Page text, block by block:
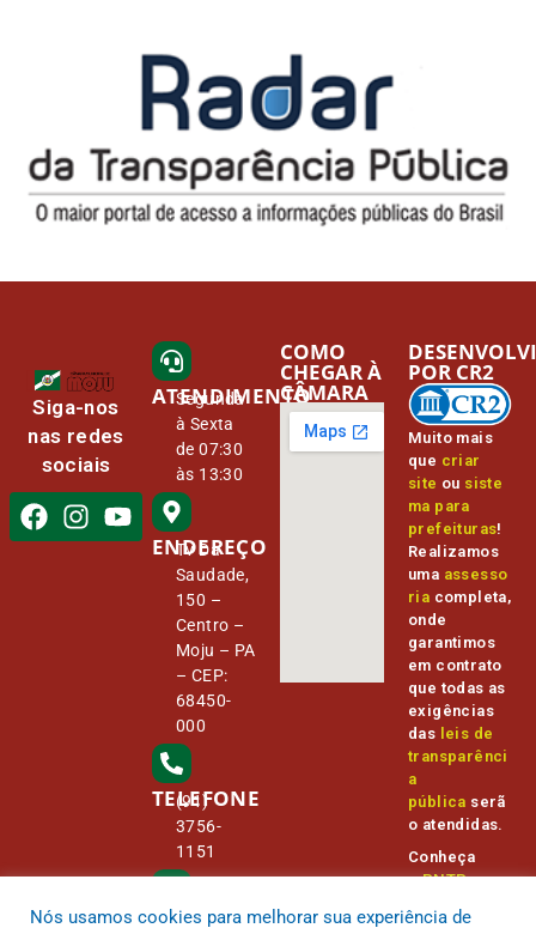
Siga-nos
nas redes
sociais
ATENDIMENTO
Segunda
à Sexta
de 07:30
às 13:30
ENDEREÇO
Tv Da
Saudade,
150 –
Centro –
Moju – PA
– CEP:
68450-
000
TELEFONE
(91)
3756-
1151
COMO
CHEGAR À
CÂMARA
Muito mais
que criar
site ou siste
ma para
prefeituras!
Realizamos
uma assesso
ria completa,
onde
garantimos
em contrato
que todas as
exigências
das leis de
transparênci
a
pública serã
o atendidas.
Conheça
oPNTPe
POR CR2
Nós usamos cookies para melhorar sua experiência de